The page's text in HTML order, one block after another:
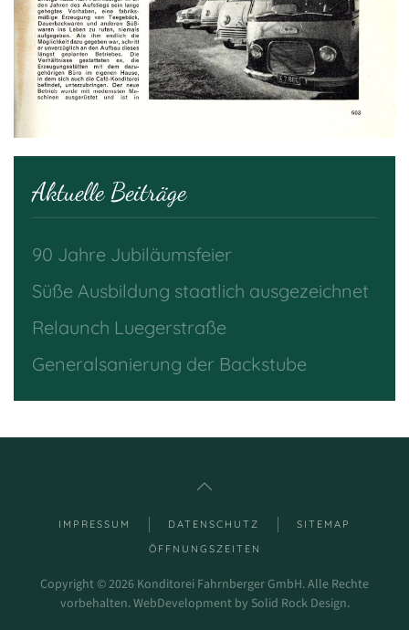
Aktuelle Beiträge
90 Jahre Jubiläumsfeier
Süße Ausbildung staatlich ausgezeichnet
Relaunch Luegerstraße
Generalsanierung der Backstube
IMPRESSUM DATENSCHUTZ
SITEMAP
ÖFFNUNGSZEITEN
Copyright ©2026 Konditorei Fahrnberger GmbH. Alle Rechte
vorbehalten.WebDevelopment by Solid Rock Design.